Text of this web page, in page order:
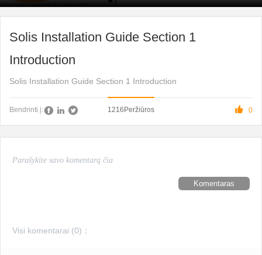
Solis Installation Guide Section 1
Introduction
Solis Installation Guide Section 1 Introduction
Bendrinti į:  0
1216Peržiūros
Komentaras
Visi komentarai (0)：